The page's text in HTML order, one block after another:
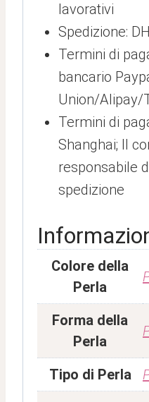
lavorativi
Spedizione:
Termini di
bancario
Union/Alipay/
Termini di
Shanghai; Il
responsabile
spedizione
Colore della
Perla
Forma della
Perla
Tipo di Perla